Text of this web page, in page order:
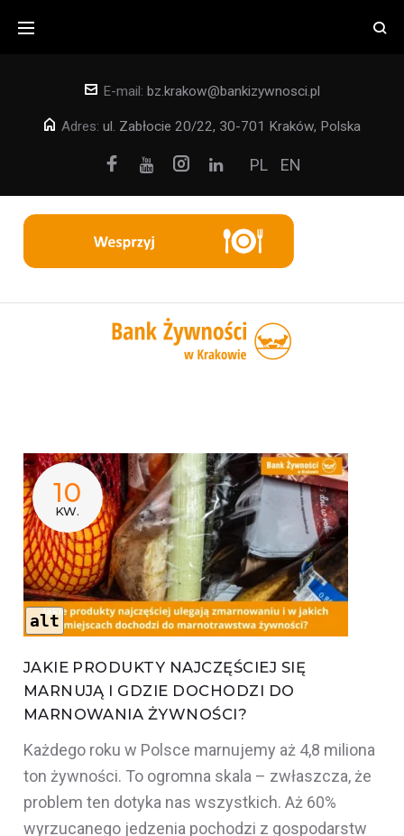
E-mail: bz.krakow@bankizywnosci.pl
Adres: ul. Zabłocie 20/22, 30-701 Kraków, Polska
FacebookInstagram
PL EN
KATEGORIA:
NIEMARNOWANIE
10
KW.
alt
JAKIE PRODUKTY NAJCZĘŚCIEJ SIĘ
MARNUJĄ I GDZIE DOCHODZI DO
MARNOWANIA ŻYWNOŚCI?
Każdego roku w Polsce marnujemy aż 4,8 miliona
ton żywności. To ogromna skala – zwłaszcza, że
problem ten dotyka nas wszystkich. Aż 60%
wyrzucanego jedzenia pochodzi z gospodarstw